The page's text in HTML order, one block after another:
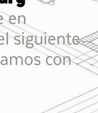
en
siguiente
con